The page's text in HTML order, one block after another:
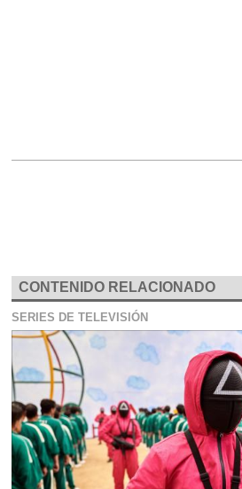
CONTENIDO RELACIONADO
SERIES DE TELEVISIÓN